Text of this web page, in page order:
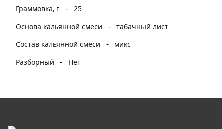
Граммовка, г
- 25
Основа кальянной смеси
- табачный лист
Состав кальянной смеси
-
микс
Разборный
- Нет